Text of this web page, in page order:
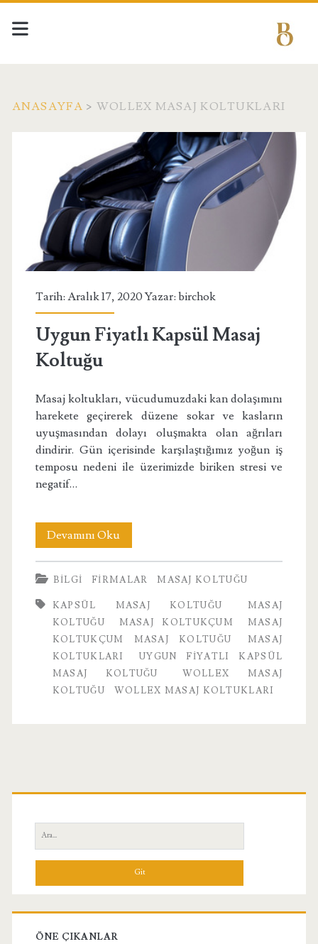
ANASAYFA > WOLLEX MASAJ KOLTUKLARI
Etiket:
<span>Wollex
Masaj
Koltukları</span>
Tarih: Aralık 17, 2020 Yazar: birchok
Uygun Fiyatlı Kapsül Masaj
Koltuğu
Masaj koltukları, vücudumuzdaki kan dolaşımını
harekete geçirerek düzene sokar ve kasların
uyuşmasından dolayı oluşmakta olan ağrıları
dindirir. Gün içerisinde karşılaştığımız yoğun iş
temposu nedeni ile üzerimizde biriken stresi ve
negatif…
Devamını OkuUygun
Fiyatlı
Kapsül
Masaj
Koltuğu
BILGI FIRMALAR MASAJ KOLTUĞU
KAPSÜL MASAJ KOLTUĞU
MASAJ
KOLTUĞU
MASAJ KOLTUKÇUM
MASAJ
KOLTUKÇUM MASAJ KOLTUĞU
MASAJ
KOLTUKLARI
UYGUN FIYATLI KAPSÜL
MASAJ KOLTUĞU
WOLLEX MASAJ
KOLTUĞU
WOLLEX MASAJ KOLTUKLARI
Birincil
Yan
Menü
Ara:
ÖNE ÇIKANLAR